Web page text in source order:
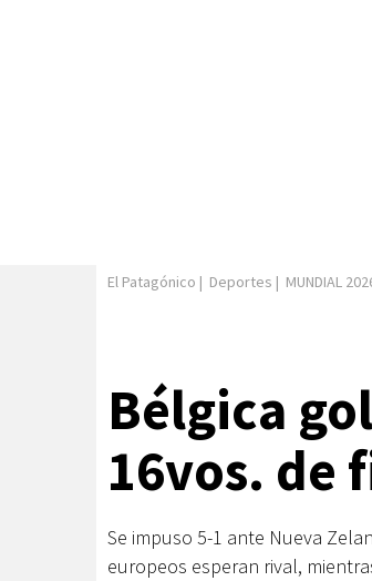
El Patagónico | Deportes | MUNDIAL
Bélgica
16vos. de
Se impuso 5-1 ante Nueva
europeos esperan rival,